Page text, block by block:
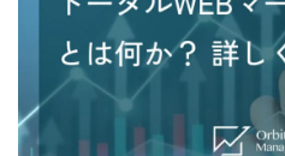
サービス一覧
– トータルWEBマーケティン
– SEO対策
– WEB広告